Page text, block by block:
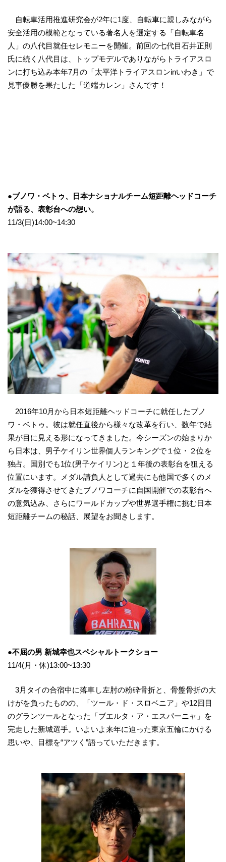
自転車活用推進研究会が2年に1度、自転車に親しみながら
安全活用の模範となっている著名人を選定する「自転車名
人」の八代目就任セレモニーを開催。前回の七代目石井正則
氏に続く八代目は、トップモデルでありながらトライアスロ
ンに打ち込み本年7月の「太平洋トライアスロンinいわき」で
見事優勝を果たした「道端カレン」さんです！
●ブノワ・ベトゥ、日本ナショナルチーム短距離ヘッドコーチ
が語る、表彰台への想い。
11/3(日)14:00~14:30
2016年10月から日本短距離ヘッドコーチに就任したブノ
ワ・ベトゥ。彼は就任直後から様々な改革を行い、数年で結
果が目に見える形になってきました。今シーズンの始まりか
ら日本は、男子ケイリン世界個人ランキングで１位・２位を
独占。国別でも1位(男子ケイリン)と１年後の表彰台を狙える
位置にいます。メダル請負人として過去にも他国で多くのメ
ダルを獲得させてきたブノワコーチに自国開催での表彰台へ
の意気込み、さらにワールドカップや世界選手権に挑む日本
短距離チームの秘話、展望をお聞きします。
●不屈の男 新城幸也スペシャルトークショー
11/4(月・休)13:00~13:30
3月タイの合宿中に落車し左肘の粉砕骨折と、骨盤骨折の大
けがを負ったものの、「ツール・ド・スロベニア」や12回目
のグランツールとなった「ブエルタ・ア・エスパーニャ」を
完走した新城選手。いよいよ来年に迫った東京五輪にかける
思いや、目標を“アツく”語っていただきます。